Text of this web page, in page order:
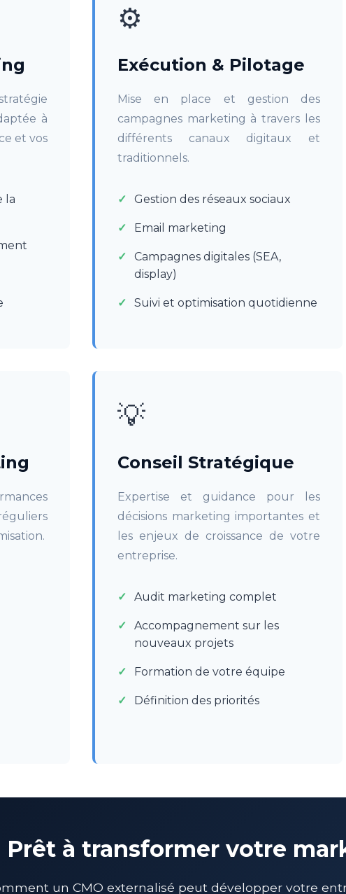
à
et vos
la
⚙️
Exécution & Pilotage
Mise en place et gestion des
campagnes marketing à travers les
différents canaux digitaux et
traditionnels.
Gestion des réseaux sociaux
Email marketing
Campagnes digitales (SEA,
display)
Suivi et optimisation quotidienne
💡
Conseil Stratégique
Expertise et guidance pour les
décisions marketing importantes et
les enjeux de croissance de votre
entreprise.
Audit marketing complet
Accompagnement sur les
nouveaux projets
Formation de votre équipe
Définition des priorités
Prêt à transformer votre
un CMO externalisé peut développer votre